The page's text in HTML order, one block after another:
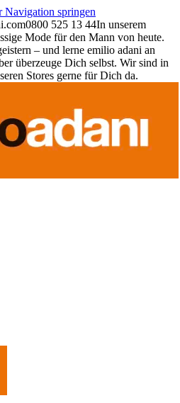
Navigation springen
0800 525 13 44In unserem
Mode für den Mann von heute.
– und lerne emilio adani an
überzeuge Dich selbst. Wir sind in
Stores gerne für Dich da.